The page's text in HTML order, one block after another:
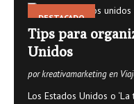
DESTACADO
Tips para
Unidos
por kreativamarketing en
Los Estados Unidos o